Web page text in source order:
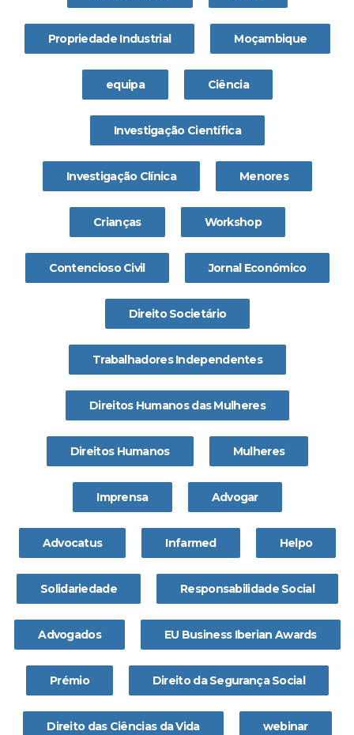
Propriedade Industrial Moçambique
equipa Ciência
Investigação Científica
Investigação Clínica Menores
Crianças Workshop
Contencioso Civil Jornal Económico
Direito Societário
Trabalhadores Independentes
Direitos Humanos das Mulheres
Direitos Humanos Mulheres
Imprensa Advogar
Advocatus Infarmed Helpo
Solidariedade Responsabilidade Social
Advogados EU Business Iberian Awards
Prémio Direito da Segurança Social
Direito das Ciências da Vida webinar